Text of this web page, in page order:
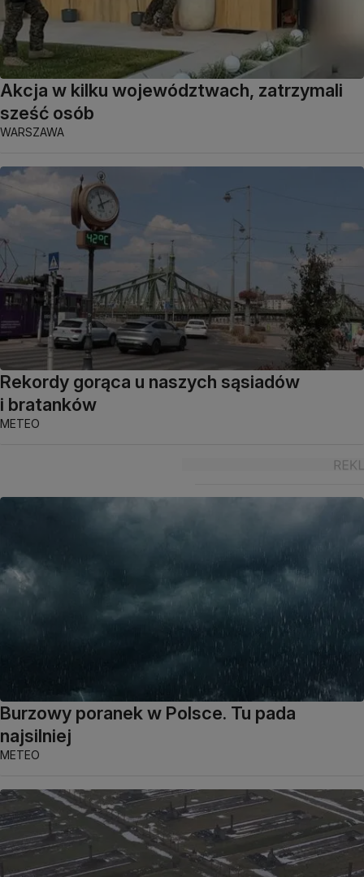
Akcja w kilku województwach, zatrzymali
sześć osób
WARSZAWA
Rekordy gorąca u naszych sąsiadów
i bratanków
METEO
Burzowy poranek w Polsce. Tu pada
najsilniej
METEO